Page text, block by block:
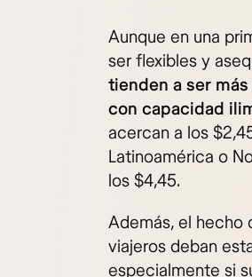
Aunque en una
ser flexibles y
tienden a ser
con capacidad
acercan a los
Latinoamérica o
los $4,45.
Además, el hecho
viajeros deban
especialmente si